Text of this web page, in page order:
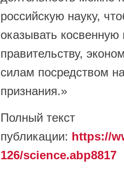
российскую науку,
оказывать
правительству,
силам посредством
признания.»
Полный текст
публикации: https://
126/science.abp8817